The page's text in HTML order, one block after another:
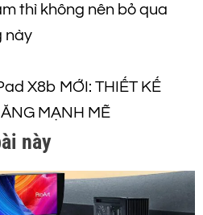
thì không nên bỏ qua
này
X8b MỚI: THIẾT KẾ
MẠNH MẼ
này